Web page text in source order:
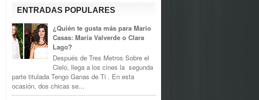
ENTRADAS POPULARES
¿Quién te gusta más para Mario
Casas: María Valverde o Clara
Lago?
Después de Tres Metros Sobre el
Cielo, llega a los cines la segunda
parte titulada Tengo Ganas de Ti . En esta
ocasión, dos chicas se...